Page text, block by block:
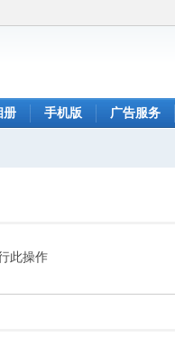
册 手机版 广告服务
此操作